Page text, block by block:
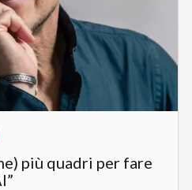
più quadri per fare